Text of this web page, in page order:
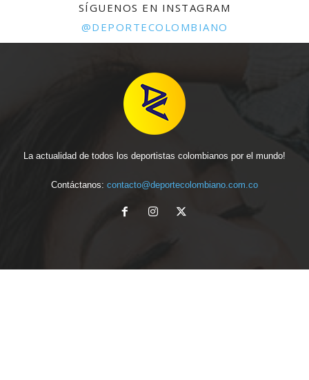
SÍGUENOS EN INSTAGRAM
@DEPORTECOLOMBIANO
La actualidad de todos los deportistas colombianos por el mundo!
Contáctanos: contacto@deportecolombiano.com.co